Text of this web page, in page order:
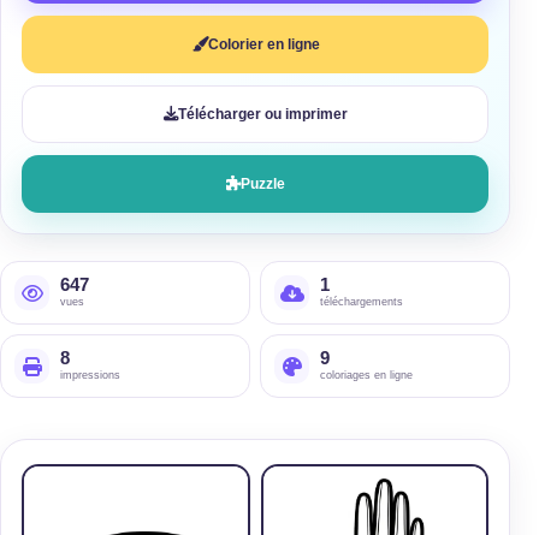
Colorier en ligne
Télécharger ou imprimer
Puzzle
647
vues
1
téléchargements
8
impressions
9
coloriages en ligne